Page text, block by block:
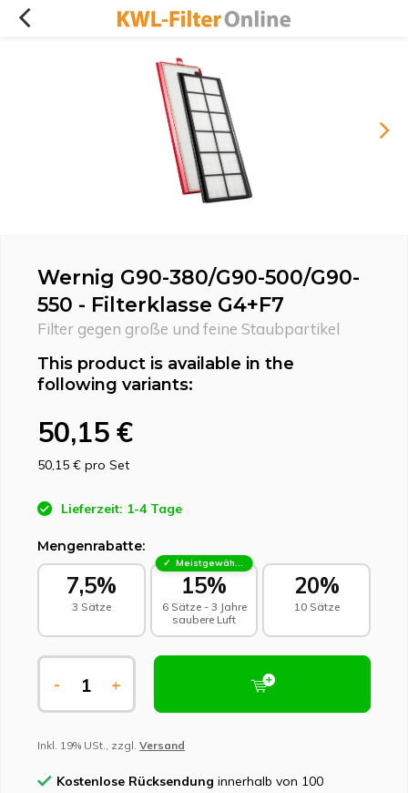
Wernig G90-380/G90-500/G90-
550 - Filterklasse G4+F7
Filter gegen große und feine Staubpartikel
This product is available in the
following variants:
50,15 €
50,15 € pro Set
Lieferzeit: 1-4 Tage
Mengenrabatte:
7,5%
3 Sätze
Meistgewählt - Nachhaltige Wahl
15%
6 Sätze - 3 Jahre
saubere Luft
20%
10 Sätze
- +
Inkl. 19% USt., zzgl. Versand
Kostenlose Rücksendung innerhalb von 100